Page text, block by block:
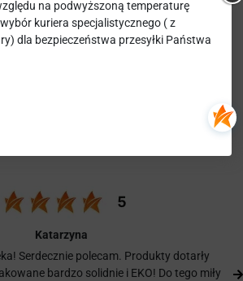
75,22 zł
Katarzyna
Serdecznie polecam. Produkty dotarły
bardzo solidnie i EKO! Do tego miły
na podwyższoną temperaturę
kuriera specjalistycznego ( z
dla bezpieczeństwa przesyłki Państwa